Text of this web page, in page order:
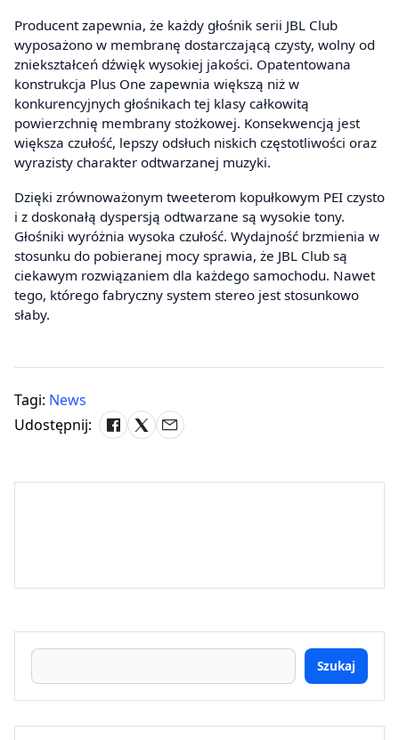
Producent zapewnia, że każdy głośnik serii JBL Club
wyposażono w membranę dostarczającą czysty, wolny od
zniekształceń dźwięk wysokiej jakości. Opatentowana
konstrukcja Plus One zapewnia większą niż w
konkurencyjnych głośnikach tej klasy całkowitą
powierzchnię membrany stożkowej. Konsekwencją jest
większa czułość, lepszy odsłuch niskich częstotliwości oraz
wyrazisty charakter odtwarzanej muzyki.
Dzięki zrównoważonym tweeterom kopułkowym PEI czysto
i z doskonałą dyspersją odtwarzane są wysokie tony.
Głośniki wyróżnia wysoka czułość. Wydajność brzmienia w
stosunku do pobieranej mocy sprawia, że JBL Club są
ciekawym rozwiązaniem dla każdego samochodu. Nawet
tego, którego fabryczny system stereo jest stosunkowo
słaby.
Tagi: News
Udostępnij:
Szukaj